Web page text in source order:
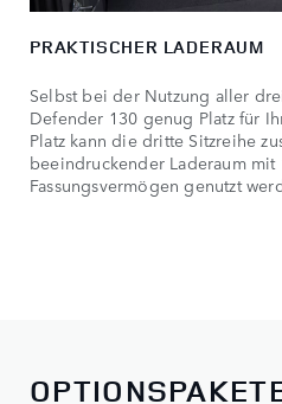
PRAKTISCHER LADERAUM
Selbst bei der Nutzung aller
Defender 130 genug Platz für
Platz kann die dritte Sitzreihe
beeindruckender Laderaum mit
Fassungsvermögen genutzt